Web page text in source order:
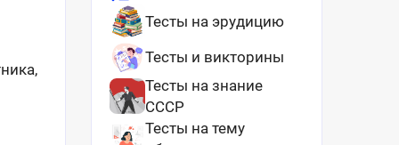
Тесты на эрудицию
Тесты и викторины
Тесты на знание
СССР
Тесты на тему